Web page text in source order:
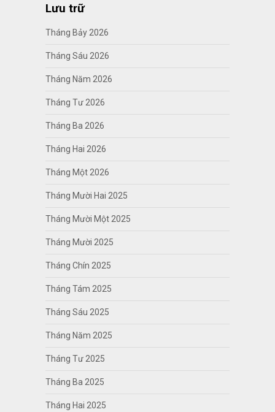
Lưu trữ
Tháng Bảy 2026
Tháng Sáu 2026
Tháng Năm 2026
Tháng Tư 2026
Tháng Ba 2026
Tháng Hai 2026
Tháng Một 2026
Tháng Mười Hai 2025
Tháng Mười Một 2025
Tháng Mười 2025
Tháng Chín 2025
Tháng Tám 2025
Tháng Sáu 2025
Tháng Năm 2025
Tháng Tư 2025
Tháng Ba 2025
Tháng Hai 2025